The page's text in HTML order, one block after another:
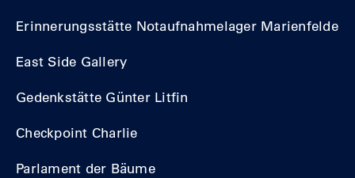
Erinnerungsstätte Notaufnahmelager Marienfelde
East Side Gallery
Gedenkstätte Günter Litfin
Checkpoint Charlie
Parlament der Bäume